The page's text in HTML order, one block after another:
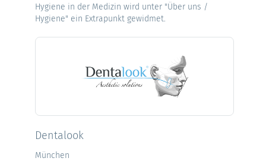
Hygiene in der Medizin wird unter "Über uns /
Hygiene" ein Extrapunkt gewidmet.
Dentalook
München